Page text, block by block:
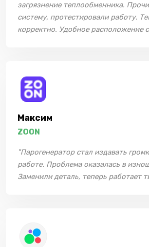
загрязнение теплообменника.
систему, протестировали работу.
корректно. Удобное расположение
Максим
ZOON
"Парогенератор стал издавать
работе. Проблема оказалась в
Заменили деталь, теперь работает